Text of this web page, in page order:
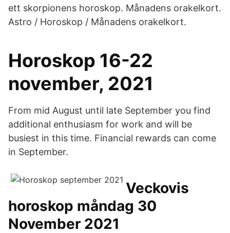
ett skorpionens horoskop. Månadens orakelkort.
Astro / Horoskop / Månadens orakelkort.
Horoskop 16-22
november, 2021
From mid August until late September you find
additional enthusiasm for work and will be
busiest in this time. Financial rewards can come
in September.
Veckovis
horoskop måndag 30
November 2021